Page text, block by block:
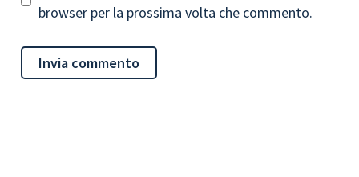
browser per la prossima volta che commento.